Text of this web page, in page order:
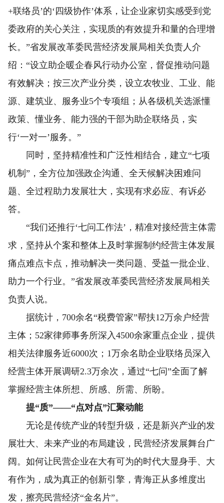
+联络员’的‘四级协作’体系，让企业家切实感受到党
委政府的关心关注，实现质的有效提升和量的合理增
长。”省发展改革委民营经济发展局相关负责人介
绍：“设立助企暖企春风行动办公室，督促推动问题
有效解决；按三次产业分类，设立农牧业、工业、能
源、建筑业、服务业5个专项组；从各级机关选派懂
政策、懂业务、能力强的干部为助企联络员，实
行‘一对一’服务。”
同时，坚持精准性和广泛性相结合，建立“七项
机制”，全方位加强政企沟通、全天候解决困难问
题、全过程助力发展壮大，实现有求必应、有诉必
答。
“我们还推行‘七问工作法’，精准对接经营主体需
求，坚持从个案和整体上及时掌握制约经营主体发展
痛点难点卡点，推动解决一类问题、受益一批企业、
助力一个行业。”省发展改革委民营经济发展局相关
负责人说。
据统计，700余名“税费管家”帮扶12万余户经营
主体；52家律师事务所深入4500余家重点企业，提供
相关法律服务近6000次；1万余名助企业联络员深入
经营主体开展调研2.3万余次，通过“七问”全面了解
掌握经营主体所想、所感、所需、所盼。
提“质”——“点对点”汇聚动能
无论是传统产业的转型升级，还是新兴产业的发
展壮大、未来产业的布局建设，民营经济发展舞台广
阔。如何让民营企业在大有可为的时代大显身手、大
有作为，成为真正的创新引擎，青海正从多维度出
发，擦亮民营经济“金名片”。